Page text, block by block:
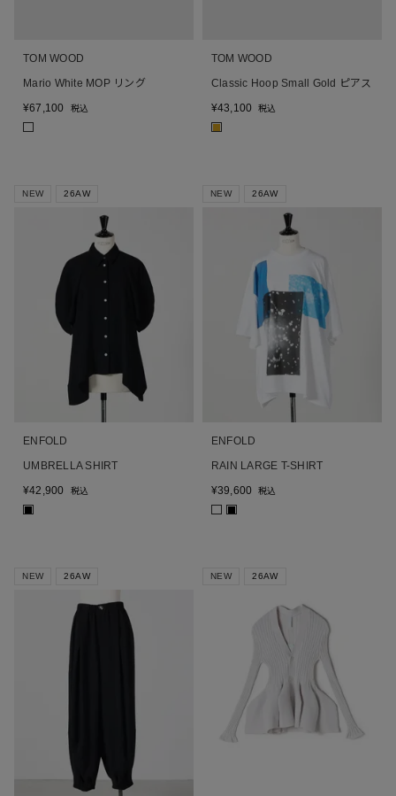
TOM WOOD
Mario White MOP リング
¥67,100 税込
TOM WOOD
Classic Hoop Small Gold ピアス
¥43,100 税込
■
NEW 26AW
ENFOLD
UMBRELLA SHIRT
¥42,900 税込
■
NEW 26AW
ENFOLD
RAIN LARGE T-SHIRT
¥39,600 税込
■
NEW 26AW NEW 26AW